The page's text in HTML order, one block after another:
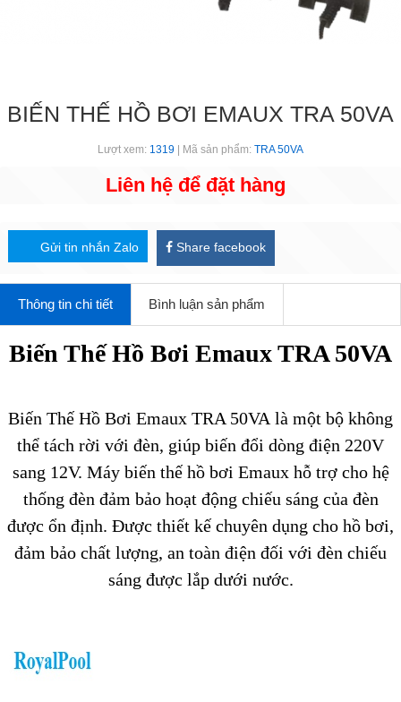
BIẾN THẾ HỒ BƠI EMAUX TRA 50VA
Lượt xem: 1319 | Mã sản phẩm: TRA 50VA
Liên hệ để đặt hàng
Gửi tin nhắn Zalo Share facebook
Thông tin chi tiết Bình luận sản phẩm
Biến Thế Hồ Bơi Emaux TRA 50VA
Biến Thế Hồ Bơi Emaux TRA 50VA là một bộ không
thể tách rời với đèn, giúp biến đổi dòng điện 220V
sang 12V. Máy biến thế hồ bơi Emaux hỗ trợ cho hệ
thống đèn đảm bảo hoạt động chiếu sáng của đèn
được ổn định. Được thiết kế chuyên dụng cho hồ bơi,
đảm bảo chất lượng, an toàn điện đối với đèn chiếu
sáng được lắp dưới nước.